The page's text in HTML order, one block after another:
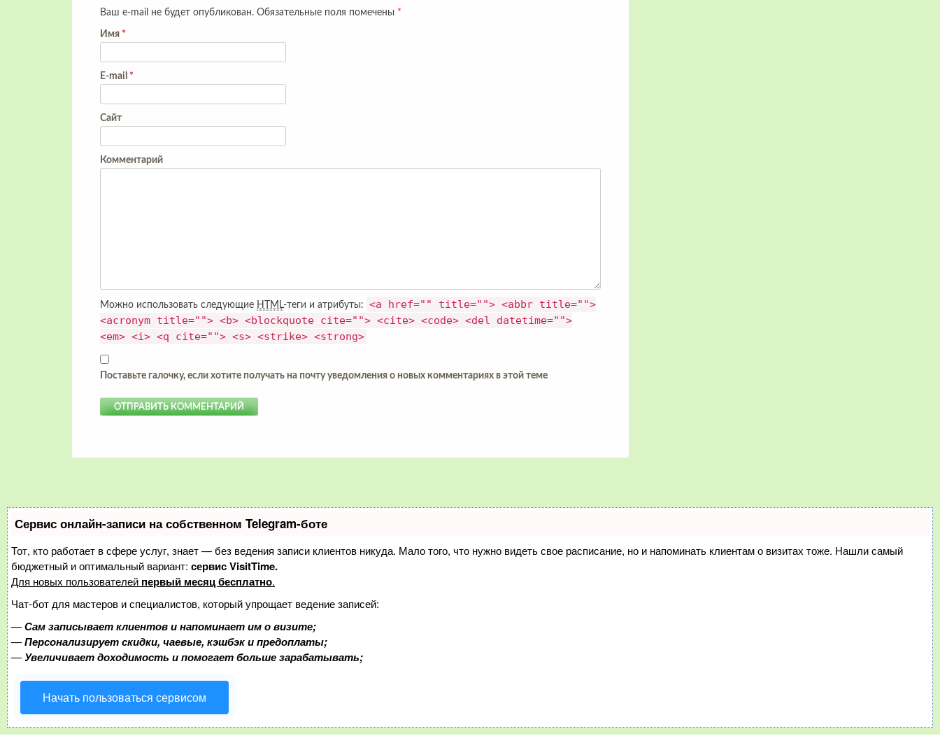
Ваш e-mail не будет опубликован. Обязательные поля помечены *
Имя *
E-mail *
Сайт
Комментарий
Можно использовать следующие HTML-теги и атрибуты:
<a href="" title=""> <abbr title="">
<acronym title=""> <b> <blockquote cite=""> <cite> <code> <del datetime="">
<em> <i> <q cite=""> <s> <strike> <strong>
Поставьте галочку, если хотите получать на почту уведомления о новых комментариях в этой теме
Сервис онлайн-записи на собственном Telegram-боте
Тот, кто работает в сфере услуг, знает — без ведения записи клиентов никуда. Мало того, что нужно видеть свое расписание, но и напоминать клиентам о визитах тоже. Нашли самый
бюджетный и оптимальный вариант: сервис VisitTime.
Для новых пользователей первый месяц бесплатно.
Чат-бот для мастеров и специалистов, который упрощает ведение записей:
—Сам записывает клиентов и напоминает им о визите;
—Персонализирует скидки, чаевые, кэшбэк и предоплаты;
—Увеличивает доходимость и помогает больше зарабатывать;
Начать пользоваться сервисом